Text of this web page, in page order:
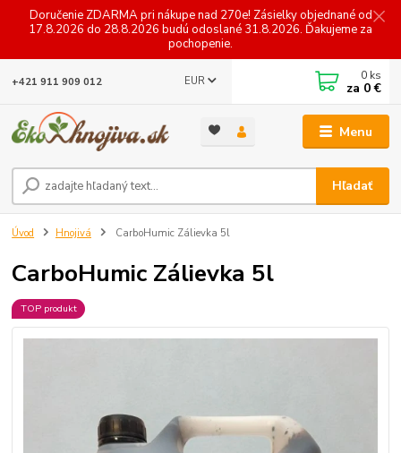
Doručenie ZDARMA pri nákupe nad 270e! Zásielky objednané od
17.8.2026 do 28.8.2026 budú odoslané 31.8.2026. Ďakujeme za
pochopenie.
Menu
EUR
Hľadať
+421 911 909 012 0 ks
za 0 €
Úvod Hnojivá CarboHumic Zálievka 5l
CarboHumic Zálievka 5l
TOP produkt